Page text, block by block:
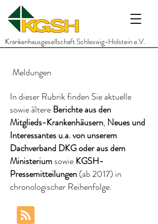
Krankenhausgesellschaft Schleswig-Holstein e.V.
Meldungen
In dieser Rubrik finden Sie aktuelle
sowie ältereBerichteaus den
Mitglieds-Krankenhäusern, Neues und
Interessantesu.a.von unserem
Dachverband DKGoder aus dem
MinisteriumsowieKGSH-
Pressemitteilungen(ab 2017) in
chronologischer Reihenfolge.